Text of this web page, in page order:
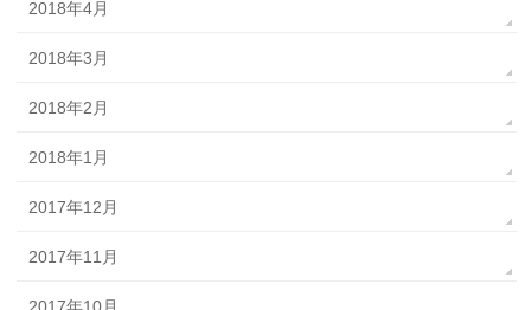
2018年4月
2018年3月
2018年2月
2018年1月
2017年12月
2017年11月
2017年10月